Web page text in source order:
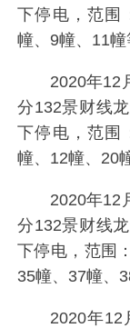
下停电，范围
幢、9幢、11幢
2020年
分132景财线
下停电，范围
幢、12幢、20
2020年
分132景财线
下停电，范围
35幢、37幢、
2020年